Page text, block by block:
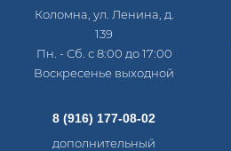
Коломна, ул. Ленина, д.
139
Пн. - Сб. с 8:00 до 17:00
Воскресенье выходной
8 (916) 177-08-02
дополнительный